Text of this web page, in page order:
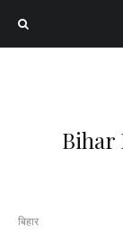
Bihar
बिहार